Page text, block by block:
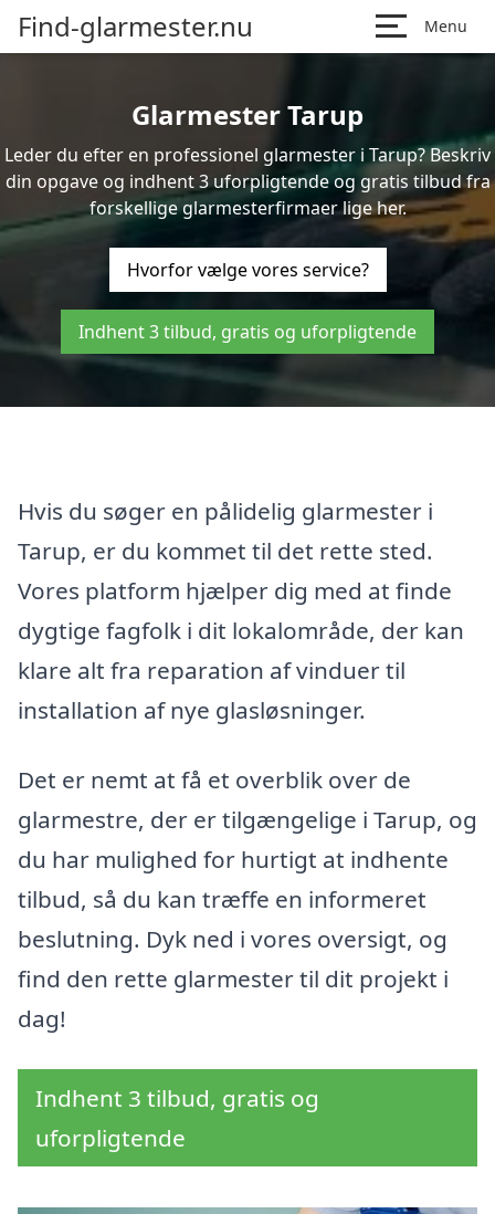
Find-glarmester.nu Menu
Glarmester Tarup
Leder du efter en professionel glarmester i Tarup? Beskriv
din opgave og indhent 3 uforpligtende og gratis tilbud fra
forskellige glarmesterfirmaer lige her.
Hvorfor vælge vores service?
Indhent 3 tilbud, gratis og uforpligtende
Hvis du søger en pålidelig glarmester i
Tarup, er du kommet til det rette sted.
Vores platform hjælper dig med at finde
dygtige fagfolk i dit lokalområde, der kan
klare alt fra reparation af vinduer til
installation af nye glasløsninger.
Det er nemt at få et overblik over de
glarmestre, der er tilgængelige i Tarup, og
du har mulighed for hurtigt at indhente
tilbud, så du kan træffe en informeret
beslutning. Dyk ned i vores oversigt, og
find den rette glarmester til dit projekt i
dag!
Indhent 3 tilbud, gratis og
uforpligtende